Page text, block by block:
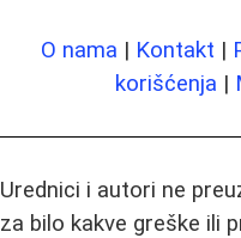
O nama | Kontakt |
korišćenja |
Urednici i autori ne
za bilo kakve greške ili